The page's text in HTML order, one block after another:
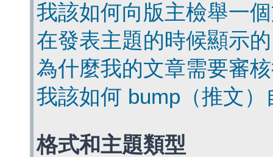
我該如何向版主檢舉一
在發表主題的時候顯示
為什麼我的文章需要審
我該如何 bump（推文
格式和主題類型